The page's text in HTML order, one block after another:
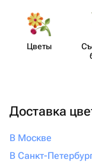
Цветы
Доставка
В Москве
В Санкт-